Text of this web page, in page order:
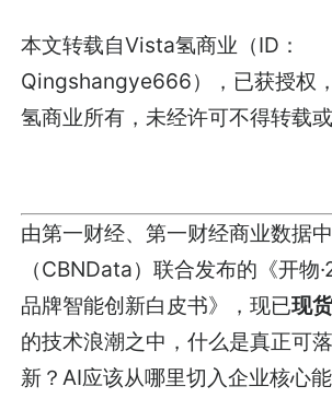
本文转载自Vista氢商业（ID：
Qingshangye666），已获授权
氢商业所有，未经许可不得转载或
由第一财经、第一财经商业数据
（CBNData）联合发布的《开物
品牌智能创新白皮书》，现已现
的技术浪潮之中，什么是真正可
新？AI应该从哪里切入企业核心